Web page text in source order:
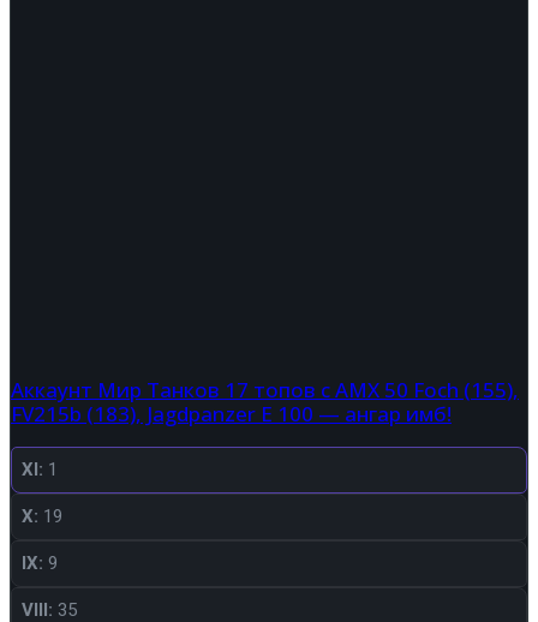
Аккаунт Мир Танков 17 топов с AMX 50 Foch (155),
FV215b (183), Jagdpanzer E 100 — ангар имб!
XI: 1
X: 19
IX: 9
VIII: 35